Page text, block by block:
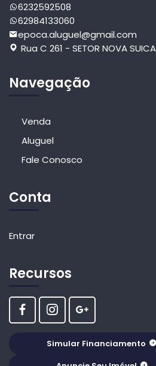
6232592508
62984133060
epoca.aluguel@gmail.com
Rua C 261 - SETOR NOVA
Navegação
Venda
Aluguel
Fale Conosco
Conta
Entrar
Recursos
Simular Financiamento